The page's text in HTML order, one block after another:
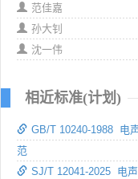
范佳嘉
孙大钊
沈一伟
相近标准(计划)
GB/T 10240-1988 电
范
SJ/T 12041-2025 电